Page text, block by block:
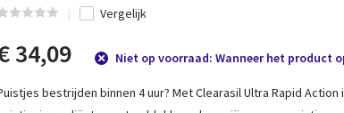
Vergelijk
34,09 Niet op voorraad: Wanneer het product
bestrijden binnen 4 uur? Met Clearasil Ultra Rapid